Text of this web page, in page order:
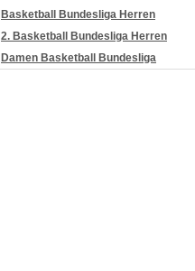
Basketball Bundesliga Herren
2. Basketball Bundesliga Herren
Damen Basketball Bundesliga